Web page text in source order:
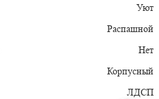
Уют
Распашной
Нет
Корпусный
ЛДСП